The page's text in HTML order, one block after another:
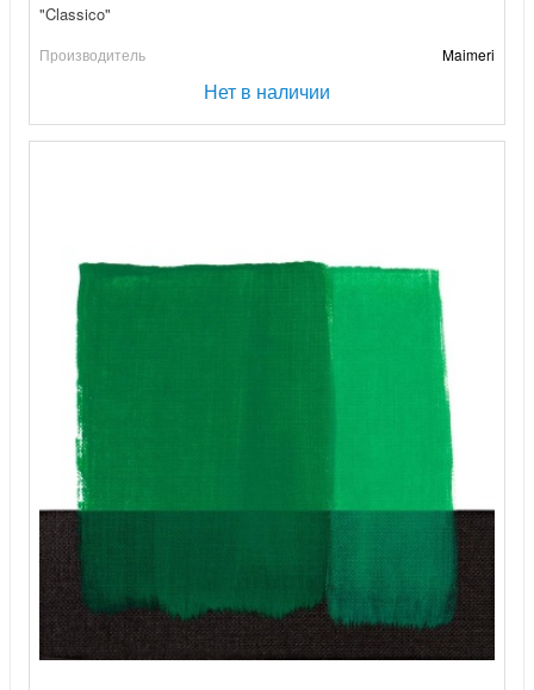
"Classico"
Производитель Maimeri
Нет в наличии